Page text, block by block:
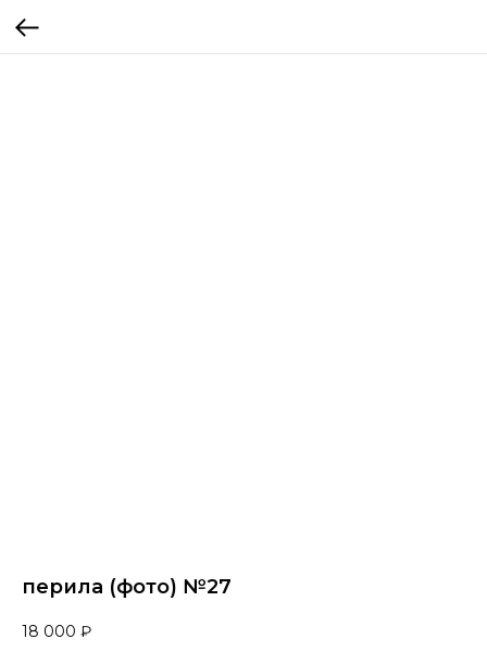
перила (фото) №27
18 000 ₽